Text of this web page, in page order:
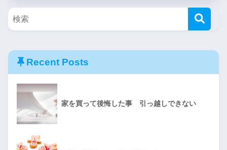
Recent Posts
家を買って後悔した事 引っ越しできない